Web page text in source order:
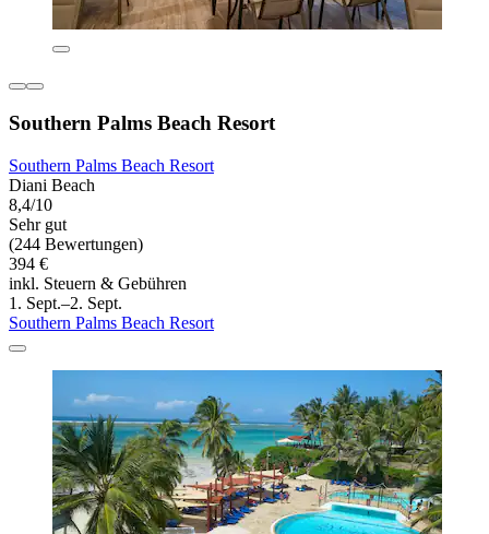
Southern Palms Beach Resort
Southern Palms Beach Resort
Diani Beach
8,4/10
Sehr gut
(244 Bewertungen)
394 €
inkl. Steuern & Gebühren
1. Sept.–2. Sept.
Southern Palms Beach Resort